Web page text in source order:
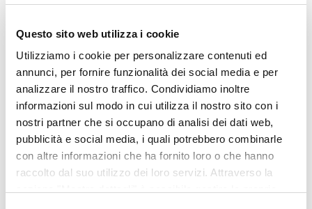
Questo sito web utilizza i cookie
Utilizziamo i cookie per personalizzare contenuti ed
annunci, per fornire funzionalità dei social media e per
analizzare il nostro traffico. Condividiamo inoltre
informazioni sul modo in cui utilizza il nostro sito con i
nostri partner che si occupano di analisi dei dati web,
pubblicità e social media, i quali potrebbero combinarle
con altre informazioni che ha fornito loro o che hanno
raccolto dal suo utilizzo dei loro servizi. Attraverso la